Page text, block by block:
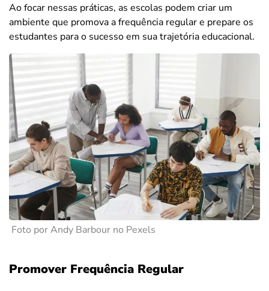
Ao focar nessas práticas, as escolas podem criar um
ambiente que promova a frequência regular e prepare os
estudantes para o sucesso em sua trajetória educacional.
Foto por Andy Barbour no Pexels
Promover Frequência Regular